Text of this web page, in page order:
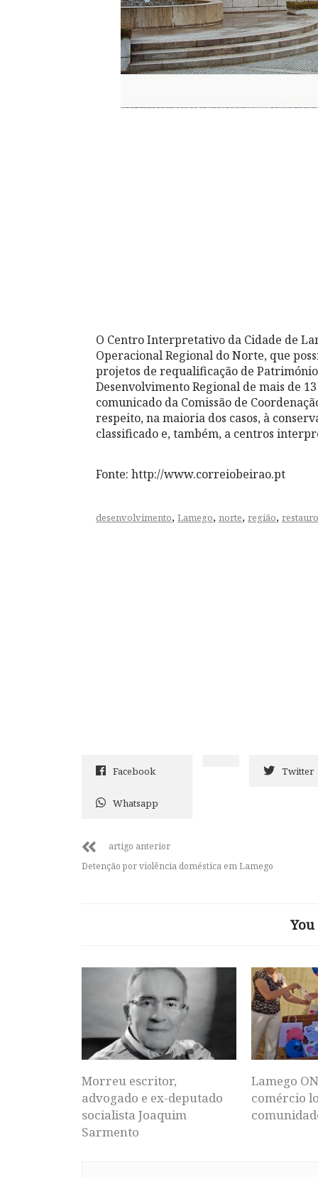
O Centro Interpretativo da Cidade de
Operacional Regional do Norte, que
projetos de requalificação de
Desenvolvimento Regional de mais de
comunicado da Comissão de
respeito, na maioria dos casos, à
classificado e, também, a centros
Fonte: http://www.correiobeirao.pt
desenvolvimento, Lamego, norte, região, restauro
Facebook Twitter
Whatsapp
artigo anterior
Detenção por violência doméstica em Lamego
Morreu escritor,
advogado e ex-deputado
socialista Joaquim
Sarmento
Lamego
comércio